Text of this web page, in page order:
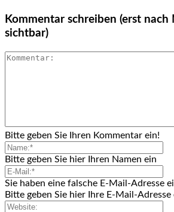
Kommentar schreiben (erst
sichtbar)
Bitte geben Sie Ihren Kommentar ein!
Bitte geben Sie hier Ihren Namen ein
Sie haben eine falsche E-Mail-Adresse
Bitte geben Sie hier Ihre E-Mail-Adresse